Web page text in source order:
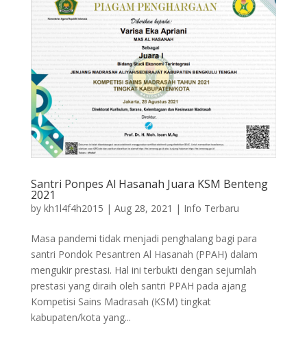
Santri Ponpes Al Hasanah Juara KSM Benteng
2021
by kh1l4f4h2015 | Aug 28, 2021 | Info Terbaru
Masa pandemi tidak menjadi penghalang bagi para
santri Pondok Pesantren Al Hasanah (PPAH) dalam
mengukir prestasi. Hal ini terbukti dengan sejumlah
prestasi yang diraih oleh santri PPAH pada ajang
Kompetisi Sains Madrasah (KSM) tingkat
kabupaten/kota yang...